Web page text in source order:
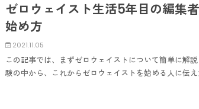
ゼロウェイスト生活5年目の編集
始め方
2021.11.05
この記事では、まずゼロウェイストについて簡単に解
験の中から、これからゼロウェイストを始める人に伝